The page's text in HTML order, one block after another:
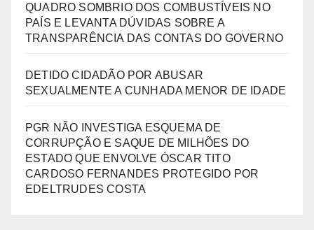
QUADRO SOMBRIO DOS COMBUSTÍVEIS NO
PAÍS E LEVANTA DÚVIDAS SOBRE A
TRANSPARÊNCIA DAS CONTAS DO GOVERNO
DETIDO CIDADÃO POR ABUSAR
SEXUALMENTE A CUNHADA MENOR DE IDADE
PGR NÃO INVESTIGA ESQUEMA DE
CORRUPÇÃO E SAQUE DE MILHÕES DO
ESTADO QUE ENVOLVE ÓSCAR TITO
CARDOSO FERNANDES PROTEGIDO POR
EDELTRUDES COSTA